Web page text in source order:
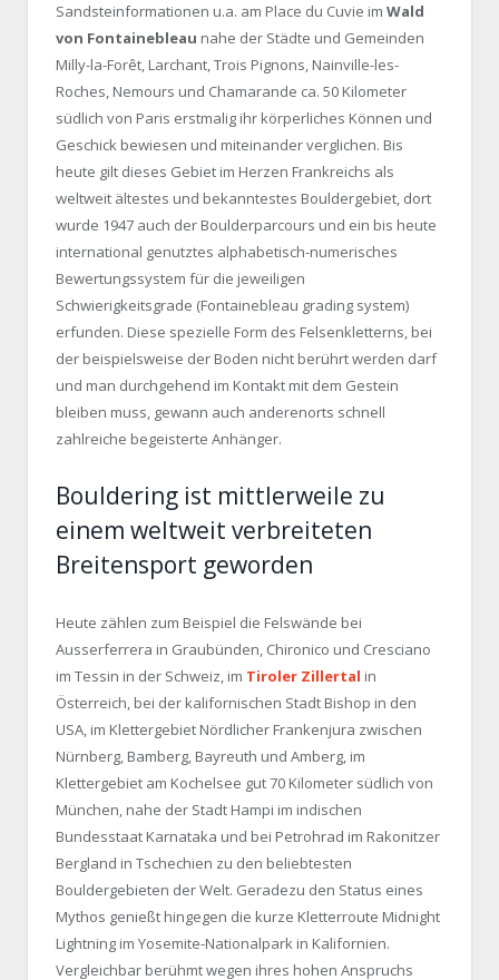
Sandsteinformationen u.a. am Place du Cuvie im Wald
von Fontainebleau nahe der Städte und Gemeinden
Milly-la-Forêt, Larchant, Trois Pignons, Nainville-les-
Roches, Nemours und Chamarande ca. 50 Kilometer
südlich von Paris erstmalig ihr körperliches Können und
Geschick bewiesen und miteinander verglichen. Bis
heute gilt dieses Gebiet im Herzen Frankreichs als
weltweit ältestes und bekanntestes Bouldergebiet, dort
wurde 1947 auch der Boulderparcours und ein bis heute
international genutztes alphabetisch-numerisches
Bewertungssystem für die jeweiligen
Schwierigkeitsgrade (Fontainebleau grading system)
erfunden. Diese spezielle Form des Felsenkletterns, bei
der beispielsweise der Boden nicht berührt werden darf
und man durchgehend im Kontakt mit dem Gestein
bleiben muss, gewann auch anderenorts schnell
zahlreiche begeisterte Anhänger.
Bouldering ist mittlerweile zu
einem weltweit verbreiteten
Breitensport geworden
Heute zählen zum Beispiel die Felswände bei
Ausserferrera in Graubünden, Chironico und Cresciano
im Tessin in der Schweiz, im Tiroler Zillertal in
Österreich, bei der kalifornischen Stadt Bishop in den
USA, im Klettergebiet Nördlicher Frankenjura zwischen
Nürnberg, Bamberg, Bayreuth und Amberg, im
Klettergebiet am Kochelsee gut 70 Kilometer südlich von
München, nahe der Stadt Hampi im indischen
Bundesstaat Karnataka und bei Petrohrad im Rakonitzer
Bergland in Tschechien zu den beliebtesten
Bouldergebieten der Welt. Geradezu den Status eines
Mythos genießt hingegen die kurze Kletterroute Midnight
Lightning im Yosemite-Nationalpark in Kalifornien.
Vergleichbar berühmt wegen ihres hohen Anspruchs